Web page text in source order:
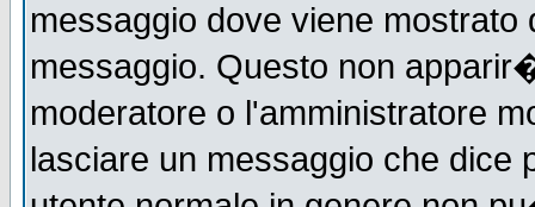
messaggio dove viene mostrato
messaggio. Questo non
moderatore o l'amministratore
lasciare un messaggio che